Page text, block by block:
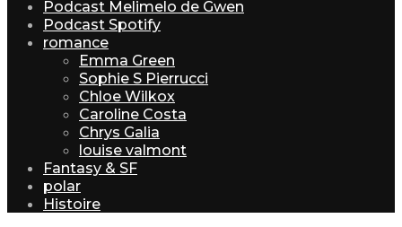
Podcast Melimelo de Gwen
Podcast Spotify
romance
Emma Green
Sophie S Pierrucci
Chloe Wilkox
Caroline Costa
Chrys Galia
louise valmont
Fantasy & SF
polar
Histoire